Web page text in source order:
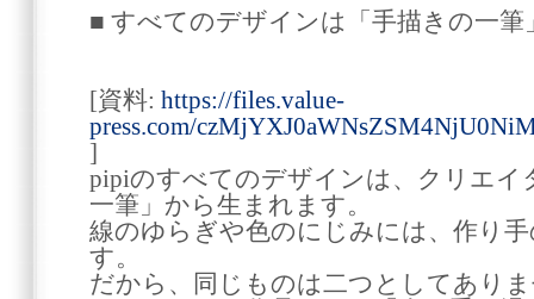
■ すべてのデザインは「手描きの一筆
[資料: https://files.value-
press.com/
]
pipiのすべてのデザインは、クリエイ
一筆」から生まれます。
線のゆらぎや色のにじみには、作り
す。
だから、同じものは二つとしてあり